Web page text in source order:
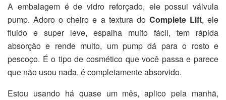
A embalagem é de vidro reforçado, ele possui válvula
pump. Adoro o cheiro e a textura do Complete Lift, ele
fluido e super leve, espalha muito fácil, tem rápida
absorção e rende muito, um pump dá para o rosto e
pescoço. É o tipo de cosmético que você passa e parece
que não usou nada, é completamente absorvido.
Estou usando há quase um mês, aplico pela manhã,